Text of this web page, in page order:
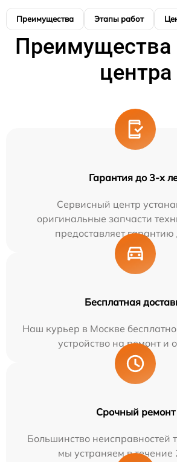
Преимущества Этапы работ
Преимущества
центра
Гарантия до 3-х
Сервисный центр
оригинальные запчасти
предоставляет гарантию
Бесплатная
Наш курьер в Москве
устройство на ремонт и
Срочный ремонт
Большинство неисправностей
мы устраняем в течение